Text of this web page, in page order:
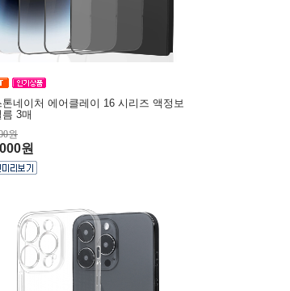
톤네이처 에어클레이 16 시리즈 액정보
름 3매
원
원